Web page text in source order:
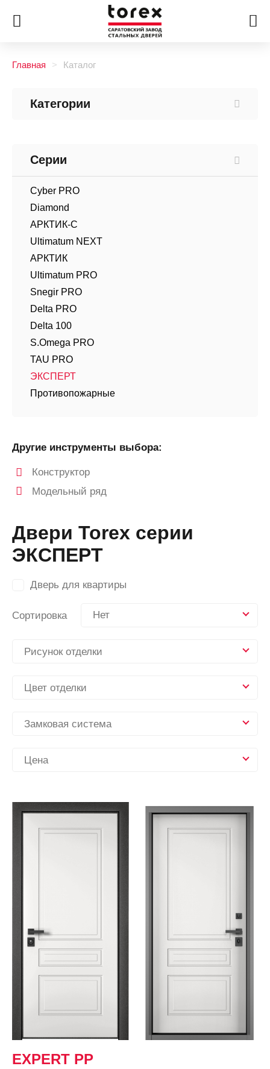
Главная Каталог
Категории
Серии
Cyber PRO
Diamond
АРКТИК-С
Ultimatum NEXT
АРКТИК
Ultimatum PRO
Snegir PRO
Delta PRO
Delta 100
S.Omega PRO
TAU PRO
ЭКСПЕРТ
Противопожарные
Другие инструменты выбора:
Конструктор
Модельный ряд
Двери Torex серии
ЭКСПЕРТ
Дверь для квартиры
Сортировка Нет
Рисунок отделки
Цвет отделки
Замковая система
Цена
EXPERT PP